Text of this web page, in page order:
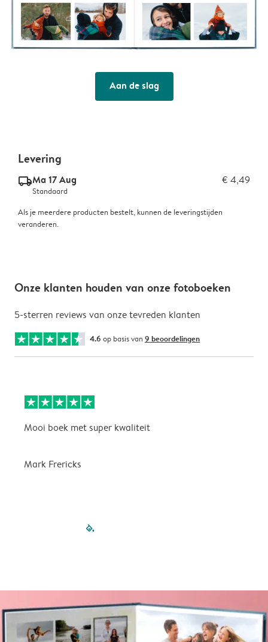
Aan de slag
Levering
delivery_standard_v2Ma 17 Aug € 4,49
Standaard
Als je meerdere producten bestelt, kunnen de leveringstijden
veranderen.
Onze klanten houden van onze fotoboeken
5-sterren reviews van onze tevreden klanten
4.6 op basis van 9 beoordelingen
Mooi boek met super kwaliteit
Mark Frericks
filled-pagination